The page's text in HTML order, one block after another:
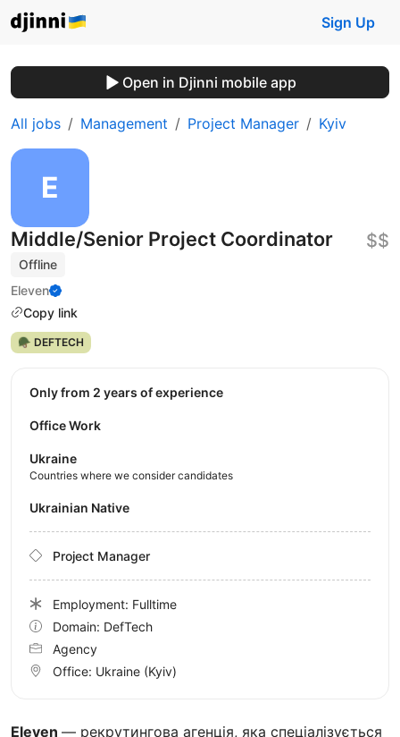
Sign Up
Open in Djinni mobile app
All jobs Management Project Manager Kyiv
Middle/Senior Project Coordinator
Offline
Eleven
Copy link
$$
🪖 DEFTECH
Eleven — рекрутингова агенція, яка спеціалізується
Only from 2 years of experience
Office Work
Ukraine
Countries where we consider candidates
Ukrainian Native
Project Manager
Employment: Fulltime
Domain: DefTech
Agency
Office: Ukraine (Kyiv)